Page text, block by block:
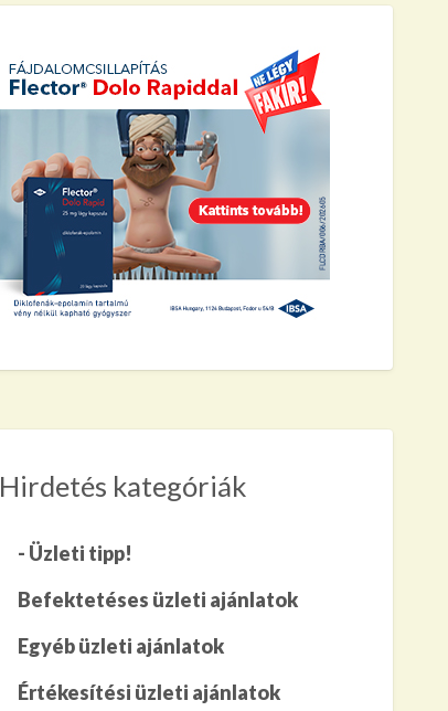
Hirdetés kategóriák
- Üzleti tipp!
Befektetéses üzleti ajánlatok
Egyéb üzleti ajánlatok
Értékesítési üzleti ajánlatok